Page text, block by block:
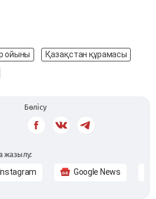
ойыны
Қазақстан құрамасы
Бөлісу
жазылу:
Instagram Google News